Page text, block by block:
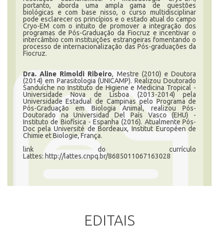
portanto, aborda uma ampla gama de questões
biológicas e com base nisso, o curso multidisciplinar
pode esclarecer os princípios e o estado atual do campo
Cryo-EM com o intuito de promover a integração dos
programas de Pós-Graduação da Fiocruz e incentivar o
intercâmbio com instituições estrangeiras fomentando o
processo de internacionalização das Pós-graduações da
Fiocruz.
Dra. Aline Rimoldi Ribeiro, Mestre (2010) e Doutora
(2014) em Parasitologia (UNICAMP). Realizou Doutorado
Sanduíche no Instituto de Higiene e Medicina Tropical -
Universidade Nova de Lisboa (2013-2014) pela
Universidade Estadual de Campinas pelo Programa de
Pós-Graduação em Biologia Animal, realizou Pós-
Doutorado na Universidad Del País Vasco (EHU) -
Instituto de Biofísica - Espanha (2016). Atualmente Pós-
Doc pela Université de Bordeaux, Institut Européen de
Chimie et Biologie, França.
link do currículo
Lattes: http://lattes.cnpq.br/8685011067163028
EDITAIS